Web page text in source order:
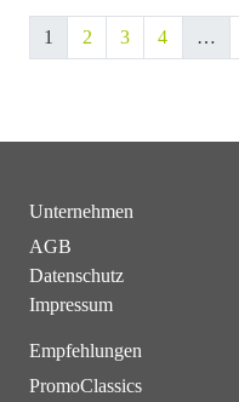
1 2 3 4 …
Unternehmen
AGB
Datenschutz
Impressum
Empfehlungen
PromoClassics